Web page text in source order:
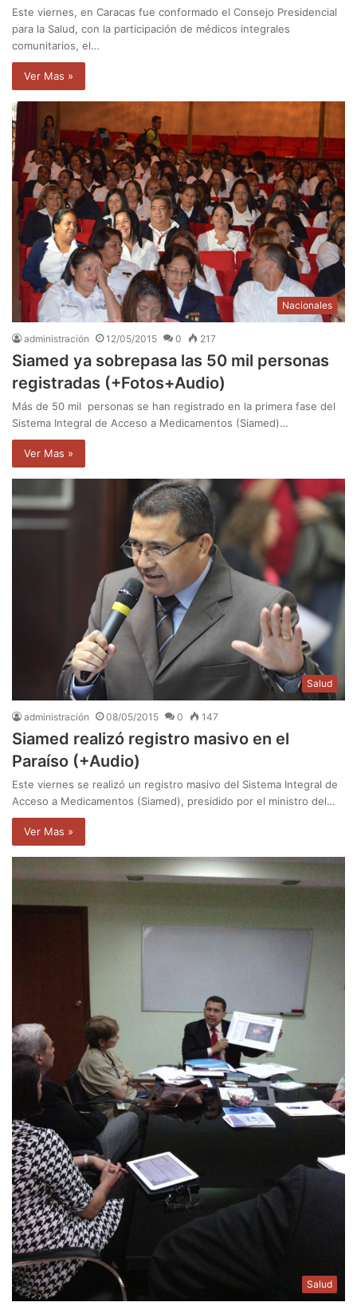
Este viernes, en Caracas fue conformado el Consejo Presidencial
para la Salud, con la participación de médicos integrales
comunitarios, el…
Ver Mas »
Nacionales
administración 12/05/2015 0 217
Siamed ya sobrepasa las 50 mil personas
registradas (+Fotos+Audio)
Más de 50 mil personas se han registrado en la primera fase del
Sistema Integral de Acceso a Medicamentos (Siamed)…
Ver Mas »
Salud
administración 08/05/2015 0 147
Siamed realizó registro masivo en el
Paraíso (+Audio)
Este viernes se realizó un registro masivo del Sistema Integral de
Acceso a Medicamentos (Siamed), presidido por el ministro del…
Ver Mas »
Salud